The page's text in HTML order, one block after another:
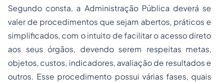
Segundo consta, a Administração Pública deverá se
valer de procedimentos que sejam abertos, práticos e
simplificados, com o intuito de facilitar o acesso direto
aos seus órgãos, devendo serem respeitas metas,
objetos, custos, indicadores, avaliação de resultados e
outros. Esse procedimento possui várias fases, quais